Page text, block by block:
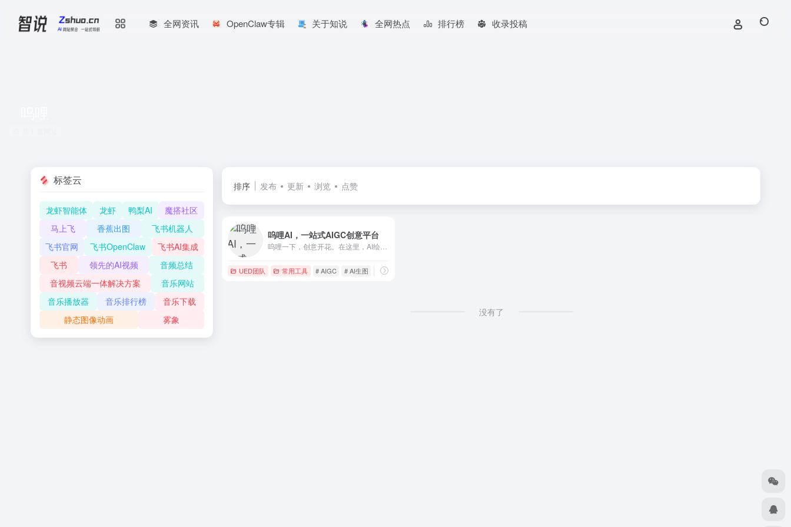
全网资讯 OpenClaw专辑 关于知说 全网热点 排行榜 收录投稿
排序 发布 更新 浏览 点赞
呜哩AI，一站式AIGC创意平台
UED团队 常用工具 # AIGC # AI生图 # AI绘画
没有了
标签云
龙虾智能体 龙虾 鸭梨AI
魔搭社区
马上飞
香蕉出图
飞书机器人
飞书官网
飞书OpenClaw
飞书AI集成
飞书
领先的AI视频
音频总结
音视频云端一体解决方案
音乐网站
音乐播放器
音乐排行榜
音乐下载
静态图像动画
雾象